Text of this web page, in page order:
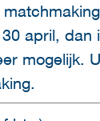
april, dan
mogelijk.